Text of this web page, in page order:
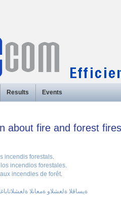
Results Events
about fire and forest
incendis forestals
incendios forestales
incendies de forêt
ةيساقلا ةلعشلاو ةمعانلا